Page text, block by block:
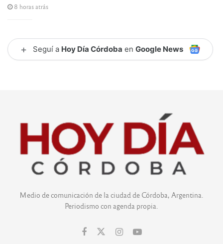
8 horas atrás
+ Seguí a Hoy Día Córdoba en Google News
Medio de comunicación de la ciudad de Córdoba, Argentina.
Periodismo con agenda propia.